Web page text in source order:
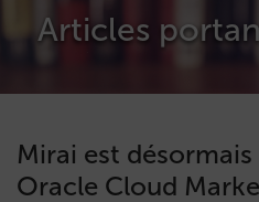
Articles
Mirai est
Oracle Cloud